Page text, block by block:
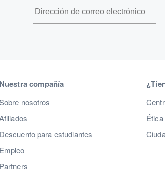
Nuestra compañía
nosotros
Descuento para estudiantes
Empleo
Partners